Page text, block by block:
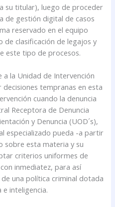
su titular), luego de proceder
de gestión digital de casos
reservado en el equipo
de clasificación de legajos y
este tipo de procesos.
la Unidad de Intervención
tempranas en esta
cuando la denuncia
Receptora de Denuncia
y Denuncia (UOD´s),
especializado pueda -a partir
sobre esta materia y su
criterios uniformes de
inmediatez, para así
una política criminal dotada
inteligencia.